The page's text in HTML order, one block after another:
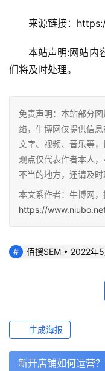
来源链接：
本站声明:网站内
们将及时处理。
免责声明：本站部分
络，牛博网仅提供信
文字、视频、音乐等
观点仅代表作者本人
不当的地方，还请及时
本文系作者：牛博网，
https://
佰搜SEM • 2022年
生成海报
新开店铺如何运营